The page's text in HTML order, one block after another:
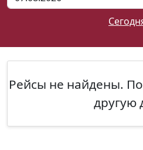
Рейсы не найдены.
другую